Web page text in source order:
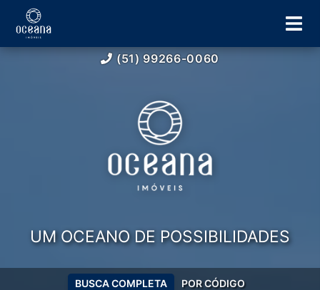
(51) 99266-0060
UM OCEANO DE POSSIBILIDADES
BUSCA COMPLETA POR CÓDIGO